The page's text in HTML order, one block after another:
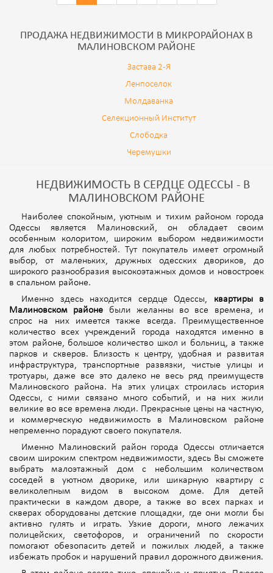
ПРОДАЖА НЕДВИЖИМОСТИ В МИКРОРАЙОНАХ В
МАЛИНОВСКОМ РАЙОНЕ
Застава 2-Я
Ленпоселок
Молдаванка
Селекционный Институт
Слободка
Черемушки
НЕДВИЖИМОСТЬ В СЕРДЦЕ ОДЕССЫ - В
МАЛИНОВСКОМ РАЙОНЕ
Наиболее спокойным, уютным и тихим районом города
Одессы является Малиновский, он обладает своим
особенным колоритом, широким выбором недвижимости
для любых потребностей. Тут покупатель имеет огромный
выбор, от маленьких, дружных одесских двориков, до
широкого разнообразия высокоэтажных домов и новостроек
в спальном районе.
Именно здесь находится сердце Одессы, квартиры в
Малиновском районе были желанны во все времена, и
спрос на них имеется также всегда. Преимущественное
количество всех учреждений города находятся именно в
этом районе, большое количество школ и больниц, а также
парков и скверов. Близость к центру, удобная и развитая
инфраструктура, транспортные развязки, чистые улицы и
тротуары, даже все это далеко не весь ряд преимуществ
Малиновского района. На этих улицах строилась история
Одессы, с ними связано много событий, и на них жили
великие во все времена люди. Прекрасные цены на частную,
и коммерческую недвижимость в Малиновском районе
непременно порадуют своего покупателя.
Именно Малиновский район города Одессы отличается
своим широким спектром недвижимости, здесь Вы сможете
выбрать малоэтажный дом с небольшим количеством
соседей в уютном дворике, или шикарную квартиру с
великолепным видом в высоком доме. Для детей
практически в каждом дворе, а также во всех парках и
скверах оборудованы детские площадки, где они могли бы
активно гулять и играть. Узкие дороги, много лежачих
полицейских, светофоров, и ограничений по скорости
помогают обезопасить детей и пожилых людей, а также
избежать пробок и нарушений правил дорожного движения.